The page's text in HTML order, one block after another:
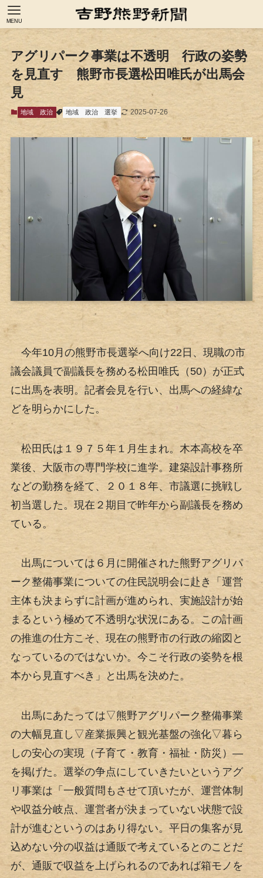
MENU
アグリパーク事業は不透明 行政の姿勢
を見直す 熊野市長選松田唯氏が出馬会
見
地域 政治 地域 政治 選挙 2025-07-26
今年10月の熊野市長選挙へ向け22日、現職の市
議会議員で副議長を務める松田唯氏（50）が正式
に出馬を表明。記者会見を行い、出馬への経緯な
どを明らかにした。
松田氏は１９７５年１月生まれ。木本高校を卒
業後、大阪市の専門学校に進学。建築設計事務所
などの勤務を経て、２０１８年、市議選に挑戦し
初当選した。現在２期目で昨年から副議長を務め
ている。
出馬については６月に開催された熊野アグリパ
ーク整備事業についての住民説明会に赴き「運営
主体も決まらずに計画が進められ、実施設計が始
まるという極めて不透明な状況にある。この計画
の推進の仕方こそ、現在の熊野市の行政の縮図と
なっているのではないか。今こそ行政の姿勢を根
本から見直すべき」と出馬を決めた。
出馬にあたっては▽熊野アグリパーク整備事業
の大幅見直し▽産業振興と観光基盤の強化▽暮ら
しの安心の実現（子育て・教育・福祉・防災）―
を掲げた。選挙の争点にしていきたいというアグ
リ事業は「一般質問もさせて頂いたが、運営体制
や収益分岐点、運営者が決まっていない状態で設
計が進むというのはあり得ない。平日の集客が見
込めない分の収益は通販で考えているとのことだ
が、通販で収益を上げられるのであれば箱モノを